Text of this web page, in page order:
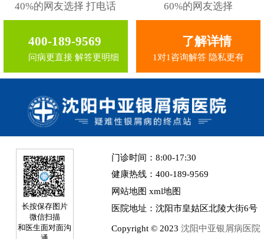
40%的网友选择 打电话
400-189-9569
问病更直接 解答更明细
60%的网友选择
了解详情
1对1咨询解答 隐私更有
长按保存图片
微信扫描
和医生面对面沟
门诊时间：8:00-17:30
健康热线：400-189-9569
网站地图 xml地图
医院地址：沈阳市皇姑区北陵大街6号
Copyright © 2023沈阳中亚银屑病医院